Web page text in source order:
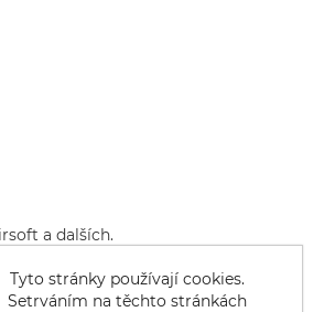
a dalších.
adaptéry pro zásobníky M4.
Tyto stránky používají cookies.
Setrváním na těchto stránkách